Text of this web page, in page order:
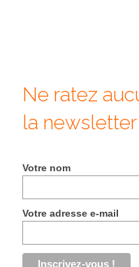
CHILI
CHINE
– Guilin
– Xi’an
– Séoul
Ne ratez
la newsletter
Votre nom
Votre adresse e-mail